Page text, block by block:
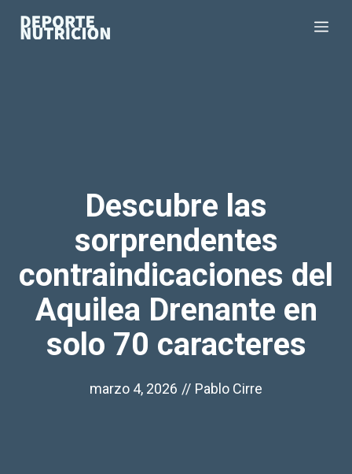
Descubre las
sorprendentes
contraindicaciones del
Aquilea Drenante en
solo 70 caracteres
marzo 4, 2026 // Pablo Cirre